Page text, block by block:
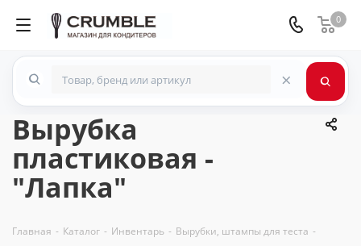
0
×
Вырубка
пластиковая -
"Лапка"
Главная - Каталог - Инвентарь - Вырубки, штампы для теста -